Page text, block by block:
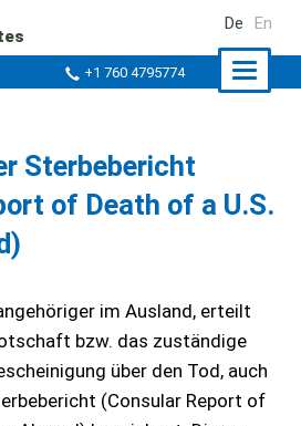
+1 760 4795774
De En
Sterbebericht
of Death of a U.S.
im Ausland, erteilt
bzw. das zuständige
über den Tod, auch
(Consular Report of